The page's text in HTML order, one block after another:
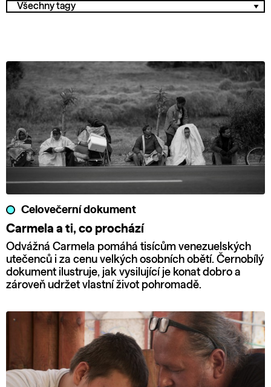
Celovečerní dokument
Carmela a ti, co prochází
Odvážná Carmela pomáhá tisícům venezuelských
utečenců i za cenu velkých osobních obětí. Černobílý
dokument ilustruje, jak vysilující je konat dobro a
zároveň udržet vlastní život pohromadě.